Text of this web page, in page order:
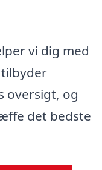
vi dig med
oversigt, og
det bedste